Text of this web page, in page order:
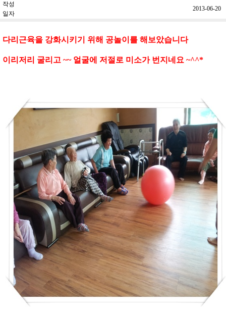
작성
일자
2013-06-20
다리근육을 강화시키기 위해 공놀이를 해보았습니다
이리저리 굴리고 ~~ 얼굴에 저절로 미소가 번지네요 ~^^*